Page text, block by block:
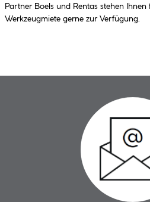
Partner Boels und Rentas stehen
Werkzeugmiete gerne zur Verfügung.